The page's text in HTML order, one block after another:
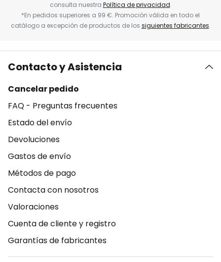
consulta nuestra Política de privacidad.
*En pedidos superiores a 99 €. Promoción válida en todo el
catálogo a excepción de productos de los siguientes fabricantes.
Contacto y Asistencia
Cancelar pedido
FAQ - Preguntas frecuentes
Estado del envío
Devoluciones
Gastos de envío
Métodos de pago
Contacta con nosotros
Valoraciones
Cuenta de cliente y registro
Garantías de fabricantes